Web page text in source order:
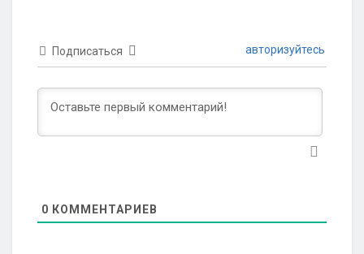
Подписаться авторизуйтесь
0 КОММЕНТАРИЕВ